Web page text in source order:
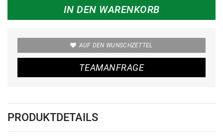
IN DEN WARENKORB
AUF DEN WUNSCHZETTEL
TEAMANFRAGE
PRODUKTDETAILS